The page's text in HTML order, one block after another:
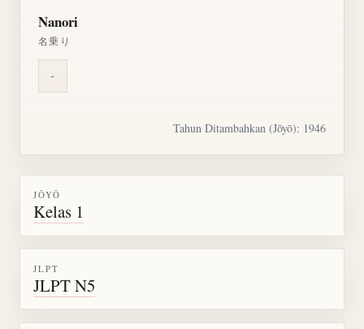
Nanori
名乗り
-
Tahun Ditambahkan (Jōyō): 1946
JŌYŌ
Kelas 1
JLPT
JLPT N5